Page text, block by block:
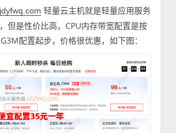
jdyfwq.com 轻量云主机就是轻量应用服务
但是性价比高，CPU内存带宽配置是按
配置起步，价格很优惠，如下图：